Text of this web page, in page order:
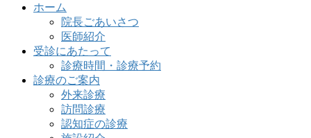
ホーム
院長ごあいさつ
医師紹介
受診にあたって
診療時間・診療予約
診療のご案内
外来診療
訪問診療
認知症の診療